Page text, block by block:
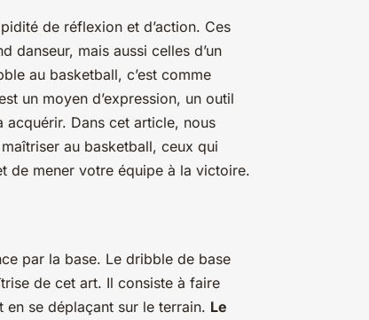
de réflexion et d’action. Ces
danseur, mais aussi celles d’un
au basketball, c’est comme
un moyen d’expression, un outil
acquérir. Dans cet article, nous
au basketball, ceux qui
de mener votre équipe à la victoire.
par la base. Le dribble de base
de cet art. Il consiste à faire
se déplaçant sur le terrain. Le